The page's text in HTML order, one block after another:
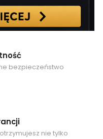
bezpieczeństwo
nie tylko